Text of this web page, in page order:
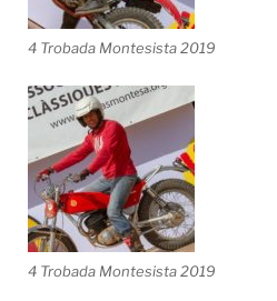
4 Trobada Montesista 2019
4 Trobada Montesista 2019